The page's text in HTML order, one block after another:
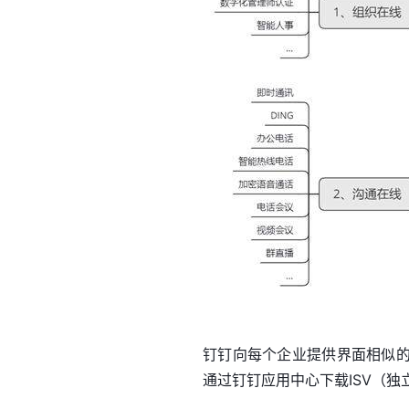
钉钉向每个企业提供界面相似
通过钉钉应用中心下载ISV（独